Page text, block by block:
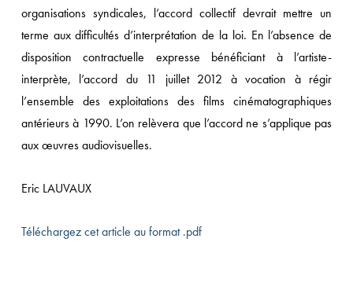
organisations syndicales, l’accord collectif devrait mettre un
terme aux difficultés d’interprétation de la loi. En l’absence de
disposition contractuelle expresse bénéficiant à l’artiste-
interprète, l’accord du 11 juillet 2012 à vocation à régir
l’ensemble des exploitations des films cinématographiques
antérieurs à 1990. L’on relèvera que l’accord ne s’applique pas
aux œuvres audiovisuelles.
Eric LAUVAUX
Téléchargez cet article au format .pdf